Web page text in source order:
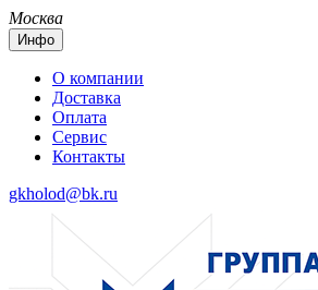
Москва
Инфо
О компании
Доставка
Оплата
Сервис
Контакты
gkholod@bk.ru